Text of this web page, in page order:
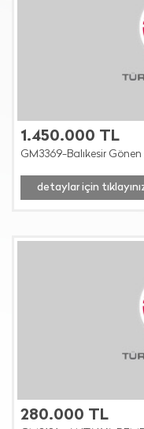
1.450.000 TL
GM3369-Balıkesir
detaylar için
280.000 TL